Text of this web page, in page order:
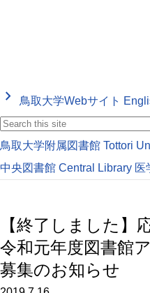
keyboard_arrow_right 鳥取大学Webサイト
鳥取大学附属図書館 Tottori
中央図書館 Central Library 医
【終了しました】
令和元年度図書館
募集のお知らせ